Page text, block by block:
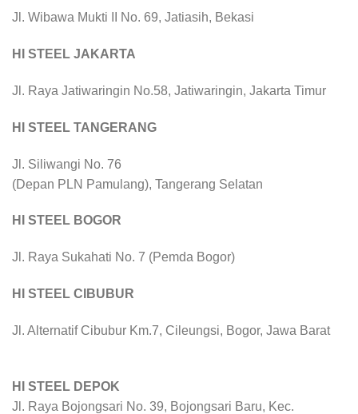
Jl. Wibawa Mukti II No. 69, Jatiasih, Bekasi
HI STEEL JAKARTA
Jl. Raya Jatiwaringin No.58, Jatiwaringin, Jakarta Timur
HI STEEL TANGERANG
Jl. Siliwangi No. 76
(Depan PLN Pamulang), Tangerang Selatan
HI STEEL BOGOR
Jl. Raya Sukahati No. 7 (Pemda Bogor)
HI STEEL CIBUBUR
Jl. Alternatif Cibubur Km.7, Cileungsi, Bogor, Jawa Barat
HI STEEL DEPOK
Jl. Raya Bojongsari No. 39, Bojongsari Baru, Kec.